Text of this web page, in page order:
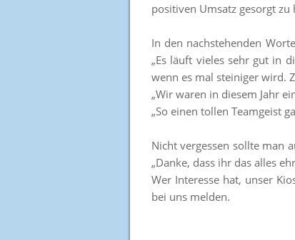
positiven Umsatz gesorgt
In den nachstehenden
„Es läuft vieles sehr gut in
wenn es mal steiniger wird.
„Wir waren in diesem Jahr
„So einen tollen Teamgeist
Nicht vergessen sollte man
„Danke, dass ihr das alles
Wer Interesse hat, unser
bei uns melden.